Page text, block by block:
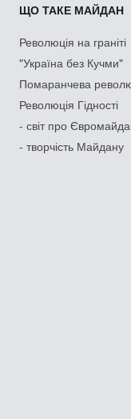
ЩО ТАКЕ МАЙДАН
Революція на граніті
"Україна без Кучми"
Помаранчева
Революція Гідності
- світ про
- творчість Майдану